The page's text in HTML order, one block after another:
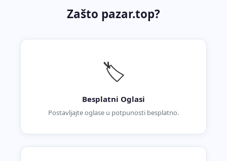
Zašto pazar.top?
🏷️
Besplatni Oglasi
Postavljajte oglase u potpunosti besplatno.